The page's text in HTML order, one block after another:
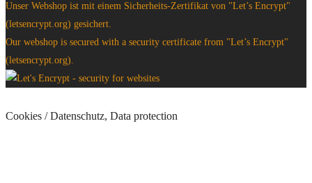
Unser Webshop ist mit einem Sicherheits-Zertifikat von "Let’s Encrypt"
(letsencrypt.org) gesichert.
Our webshop is secured with a security certificate from "Let’s Encrypt"
(letsencrypt.org).
Cookies / Datenschutz, Data protection